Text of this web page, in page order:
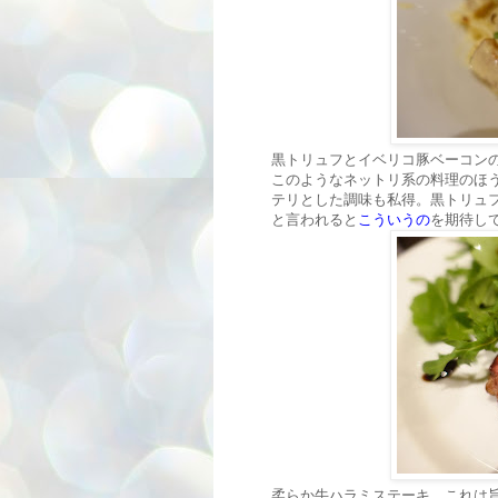
黒トリュフとイベリコ豚ベーコン
このようなネットリ系の料理のほ
テリとした調味も私得。黒トリュ
と言われると こういうのを期待し